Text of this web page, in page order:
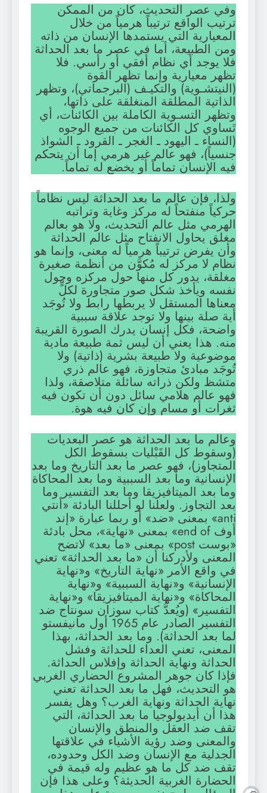
وفي عصر التحديث، كان من الممكن
ترتيب الواقع ترتيباً هرمياً من خلال
المعيارية التي يستمدها الإنسان من ذاته
ومن الطبيعة، أما في عصر ما بعد الحداثة
فلا يوجد أي نظام أفقي أو رأسي. فلا
تظهر معيارية وإنما تظهر القوة
(النيتشـوية) والتكيـف (البرجماتي)، وتظهر
الذاتية المطلقة المنغلقة على ذاتها،
وتظهر التسـوية الكاملة بين الكائنات، أي
تَساوي كل الكائنات من جميع الوجوه
(النساء ـ اليهود ـ الغجر ـ القرود ـ الشواذ
جنسياً)، فهو عالم غير هرمي إما أن يتحكم
فيه الإنسان تماماً أو يخضع له تماماً.
ولذا، فإن عالم ما بعد الحداثة ليس نظاماً
حركياً منفتحاً له مركز وغاية وتراتبه
الهرمي مثل عالم التحديث، ولا هو بعالم
مغلق يحاول الانفتاح مثل عالم الحداثة
وأن يفرض ترتيباً هرمياً له معنى، وإنما هو
نظام لا مركز له مُكوَّن من أنظمة صغيرة
مغلقة، يدور كل منها حول مركزه وحول
نفسه ويأخذ شكل صور متجاورة لكلٍّ
معناها المستقل لا يربطها رابط ولا تُوجَد
أية صلة بينها ولا توجد علاقة سببية
واضحة، فكل إنسان يدرك الصورة القريبة
منه. هذا يعني أن ليس ثمة طبيعة مادية
موضوعية ولا طبيعة بشرية (ذاتية) ولا
تُوجَد مبادئ متجاوزة، فهو عالم ذري
متشظ ولكن ذراته سائلة متلاصقة، ولذا
فهو عالم هلامي سائل دون أن تكون فيه
ثغرات أو مسام وإن كان فيه هوة.
وعالم ما بعد الحداثة هو عصر البعديات
(وسقوط كل القَبْليات بسقوط الكل
المتجاوز)، فهو عصر ما بعد التاريخ وما بعد
الإنسانية وما بعد السببية وما بعد المحاكاة
وما بعد الميتافيزيقا وما بعد التفسير وما
بعد التجاوز. ولعلنا لو أحللنا البادئة «أنتي
anti» بمعنى «ضد» أو ربما عبارة «إند
أوف end of» بمعنى «نهاية»، محل بادئة
«بوست post» بمعنى «ما بعد» لاتضح
المعنى ولأدركنا أن «ما بعد الحداثة» تعني
في واقع الأمر «نهاية التاريخ» و«نهاية
الإنسانية» و«نهاية السببية» و«نهاية
المحاكاة» و«نهاية الميتافيزيقا» و«نهاية
التفسير» (ويُعدُّ كتاب سوزان سونتاج ضد
التفسير الصادر عام 1965 أول مانيفستو
لما بعد الحداثة). وما بعد الحداثة، بهذا
المعنى، تعني العداء للحداثة وفشل
الحداثة ونهاية الحداثة وإفلاس الحداثة.
فإذا كان جوهر المشروع الحضاري الغربي
هو التحديث، فهل ما بعد الحداثة تعني
نهاية الحداثة ونهاية الغرب؟ وهل يفسر
هذا أن أيديولوجيا ما بعد الحداثة، التي
تقف ضد العقل والمنطق والإنسان
والمعنى وضد رؤية الأشياء في علاقتها
الجدلية مع الإنسان وضد الكل وحدوده،
تقف ضد كل ما هو عظيم وله قيمة في
الحضارة الغربية الحديثة؟ وعلى هذا فإن